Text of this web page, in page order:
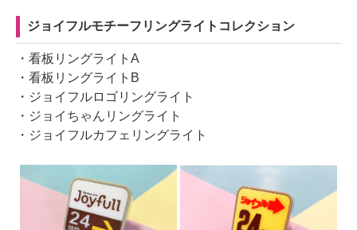
ジョイフルモチーフリングライトコレクション
・看板リングライトA
・看板リングライトB
・ジョイフルロゴリングライト
・ジョイちゃんリングライト
・ジョイフルカフェリングライト